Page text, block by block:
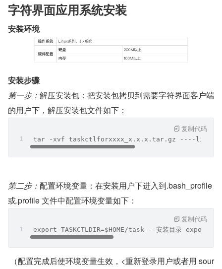
字符界面应用系统安装
安装环境
安装步骤
第一步： 解压安装包：把安装包拷贝到需要字符界面客户端
的用户下，解压安装包文件如下：
tar -xvf taskctlforxxxx_x.x.x.tar.gz ----lix系统安装
复制代码
第二步： 配置环境变量：在安装用户下进入到.bash_profile
或.profile 文件中配置环境变量如下：
export TASKCTLDIR=$HOME/task --安装目录 export
复制代码